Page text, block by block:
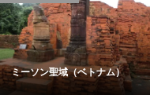
いラオスの食べ物 カイペ...